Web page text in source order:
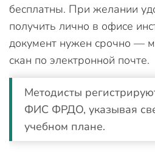
бесплатны. При желании
получить лично в офисе
документ нужен срочно —
скан по электронной почте.
Методисты
ФИС ФРДО, указывая
учебном плане.